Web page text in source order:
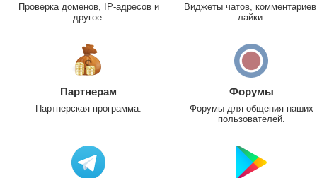
Проверка доменов, IP-адресов и
другое.
Виджеты чатов,
лайки.
Партнерам
Партнерская программа.
Форумы
Форумы для общения наших
пользователей.